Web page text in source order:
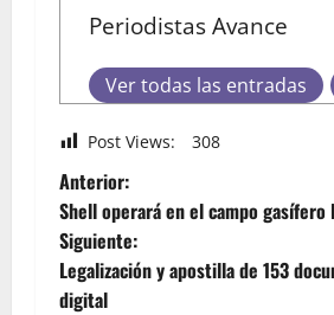
Periodistas Avance
Ver todas las entradas
Post Views: 308
Anterior:
Shell operará en el campo gasífero
Siguiente:
Legalización y apostilla de 153
digital